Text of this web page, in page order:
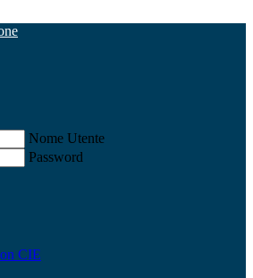
Nome Utente
Password
CIE